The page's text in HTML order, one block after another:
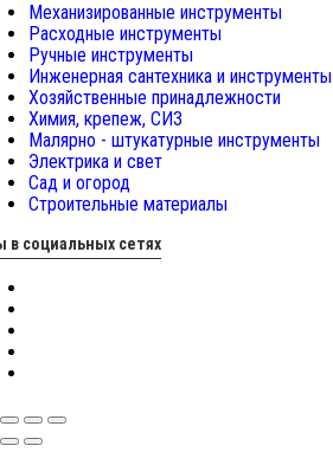
Механизированные инструменты
Расходные инструменты
Ручные инструменты
Инженерная сантехника и инструменты
Хозяйственные принадлежности
Химия, крепеж, СИЗ
Малярно - штукатурные инструменты
Электрика и свет
Сад и огород
Строительные материалы
в социальных сетях